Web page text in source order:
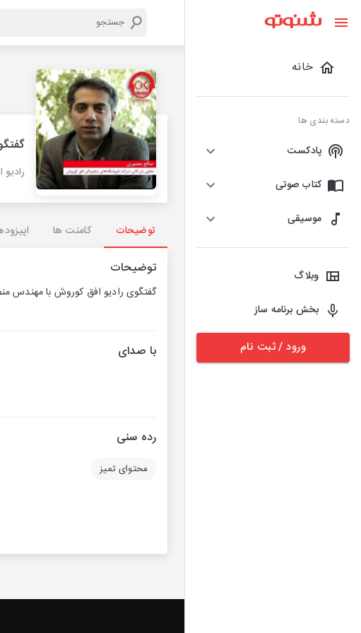
خانه
دسته بندی ها
پادکست
کتاب صوتی
موسیقی
وبلاگ
بخش برنامه ساز
ورود / ثبت نام
توضیحات کامنت ها
توضیحات
گفتگوی رادیو افق کوروش با مهندس
با صدای
رده سنی
محتوای تمیز